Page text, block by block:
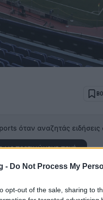
- Do Not Process My
opt-out of the sale, sharing to
όταν αναζητάς
ως προτιμώμενη πηγή
θα έχει ως έδρα την
Estadi Olímpic Lluís